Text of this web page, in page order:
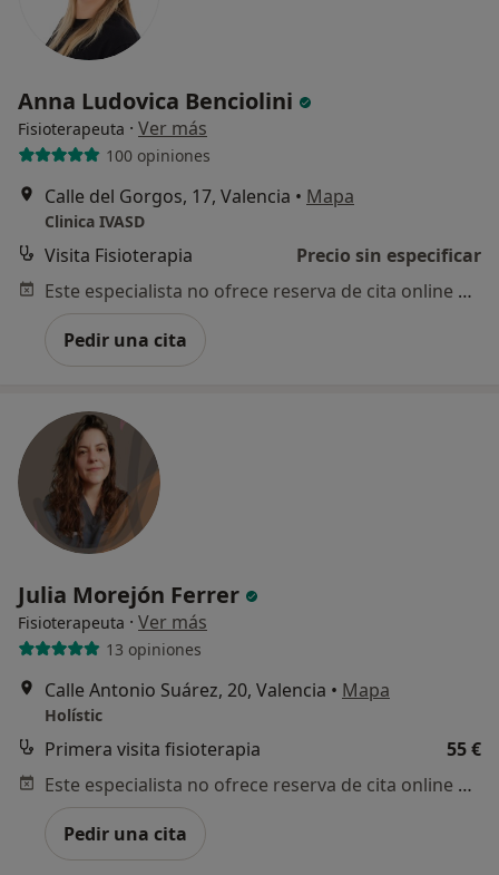
Anna Ludovica Benciolini
Fisioterapeuta · Ver más
100 opiniones
Calle del Gorgos, 17, Valencia • Mapa
Clinica IVASD
Visita Fisioterapia
Precio sin especificar
Este especialista no ofrece reserva de cita online en esta dirección.
Pedir una cita
Julia Morejón Ferrer
Fisioterapeuta · Ver más
13 opiniones
Calle Antonio Suárez, 20, Valencia • Mapa
Holístic
Primera visita fisioterapia
55 €
Este especialista no ofrece reserva de cita online en esta dirección.
Pedir una cita